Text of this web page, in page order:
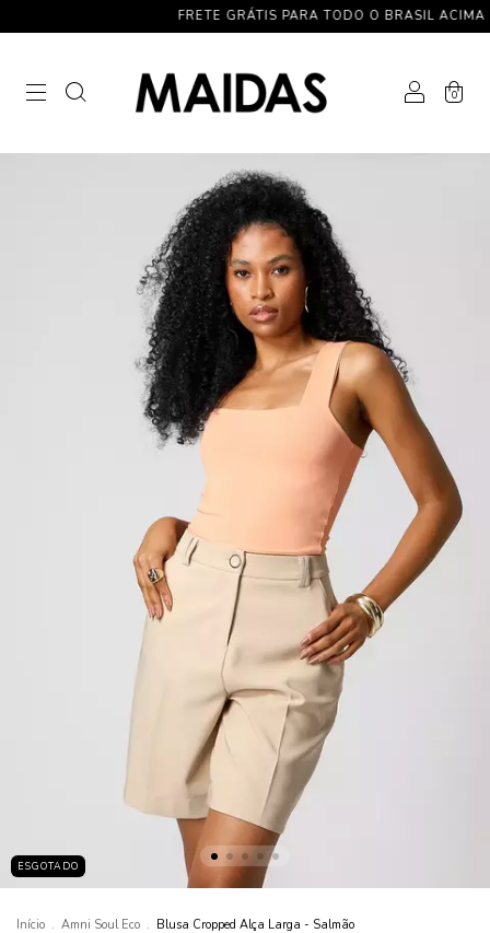
FRETE GRÁTIS PARA TODO O BRASIL ACIMA DE R$
0
ESGOTADO
Início . Amni Soul Eco . Blusa Cropped Alça Larga - Salmão